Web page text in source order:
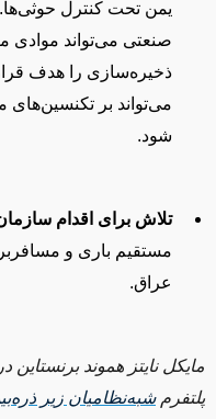
یمن تحت کنترل
صنعتی می‌تواند موادی
ذخیره‌سازی را هدف
می‌تواند بر
شود.
تلاش برای اقدام
مستقیم باری و
عراق.
مایکل نایتز هموند برنستاین
پلتفرمشبه‌نظامیان زیر